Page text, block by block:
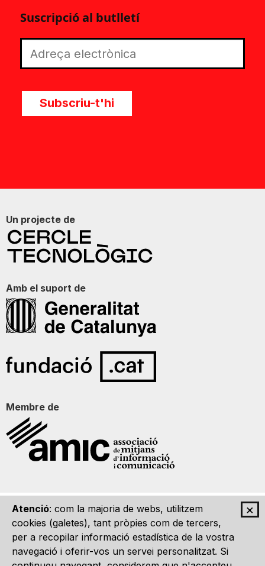
×
Atenció: com la majoria de webs, utilitzem
cookies (galetes), tant pròpies com de tercers,
per a recopilar informació estadística de la vostra
navegació i oferir-vos un servei personalitzat. Si
Suscripció al butlletí
Subscriu-t'hi
Un projecte de
Amb el suport de
Membre de
Qui som Contacte Imatge Gràfica Avís legal